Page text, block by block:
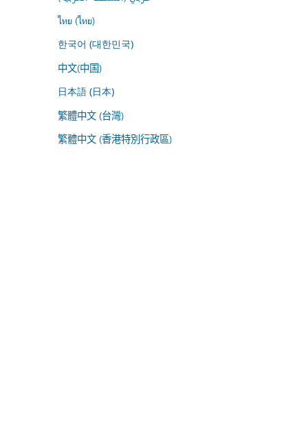
ไทย (ไทย)
한국어 (대한민국)
中文(中国)
日本語 (日本)
繁體中文 (台灣)
繁體中文 (香港特別行政區)